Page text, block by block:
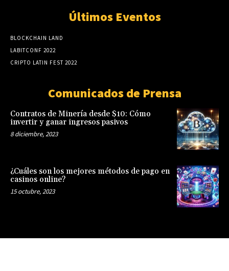
Últimos Eventos
BLOCKCHAIN LAND
LABITCONF 2022
CRIPTO LATIN FEST 2022
Comunicados de Prensa
Contratos de Minería desde $10: Cómo
invertir y ganar ingresos pasivos
8 diciembre, 2023
¿Cuáles son los mejores métodos de pago en
casinos online?
15 octubre, 2023